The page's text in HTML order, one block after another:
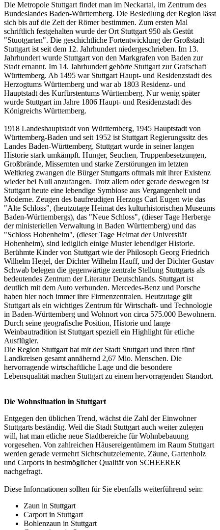
Die Metropole Stuttgart findet man im Neckartal, im Zentrum des
Bundeslandes Baden-Württemberg. Die Besiedlung der Region lässt
sich bis auf die Zeit der Römer bestimmen. Zum ersten Mal
schriftlich festgehalten wurde der Ort Stuttgart 950 als Gestüt
"Stuotgarten". Die geschichtliche Fortentwicklung der Großstadt
Stuttgart ist seit dem 12. Jahrhundert niedergeschrieben. Im 13.
Jahrhundert wurde Stuttgart von den Markgrafen von Baden zur
Stadt ernannt. Im 14. Jahrhundert gehörte Stuttgart zur Grafschaft
Württemberg. Ab 1495 war Stuttgart Haupt- und Residenzstadt des
Herzogtums Württemberg und war ab 1803 Residenz- und
Hauptstadt des Kurfürstentums Württemberg. Nur wenig später
wurde Stuttgart im Jahre 1806 Haupt- und Residenzstadt des
Königreichs Württemberg.
1918 Landeshauptstadt von Württemberg, 1945 Hauptstadt von
Württemberg-Baden und seit 1952 ist Stuttgart Regierungssitz des
Landes Baden-Württemberg. Stuttgart wurde in seiner langen
Historie stark umkämpft. Hunger, Seuchen, Truppenbesetzungen,
Großbrände, Missernten und starke Zerstörungen im letzten
Weltkrieg zwangen die Bürger Stuttgarts oftmals mit ihrer Existenz
wieder bei Null anzufangen. Trotz allem oder gerade deswegen ist
Stuttgart heute eine lebendige Symbiose aus Vergangenheit und
Moderne. Zeugen des baufreudigen Herzogs Carl Eugen wie das
"Alte Schloss", (heutzutage Heimat des kulturhistorischen Museums
Baden-Württembergs), das "Neue Schloss", (dieser Tage Herberge
der ministeriellen Verwaltung in Baden Württemberg) und das
"Schloss Hohenheim", (dieser Tage Heimat der Universität
Hohenheim), sind lediglich einige Muster lebendiger Historie.
Berühmte Kinder von Stuttgart wie der Philosoph Georg Friedrich
Wilhelm Hegel, der Dichter Wilhelm Hauff, und der Dichter Gustav
Schwab belegen die gegenwärtige zentrale Stellung Stuttgarts als
bedeutendes Zentrum der Literatur Deutschlands. Stuttgart ist
deutlich mit dem Auto verbunden. Mercedes-Benz und Porsche
haben hier noch immer ihre Firmenzentralen. Heutzutage gilt
Stuttgart als ein wichtiges Zentrum für Wirtschaft- und Technologie
in Baden-Württemberg und Wohnort von circa 575.000 Bewohnern.
Durch seine geografische Position, Historie und lange
Weinbautradition ist Stuttgart speziell ein Highlight für etliche
Ausflügler.
Die Region Stuttgart hat mit der Stadt Stuttgart und ihren fünf
Landkreisen gesamt annähernd 2,67 Mio. Menschen. Die
hervorragende wirtschaftliche Lage und die besondere
Lebensqualität machen Stuttgart zu einem hervorragenden Standort.
Die Wohnsituation in Stuttgart
Entgegen den üblichen Trend, wächst die Zahl der Einwohner
Stuttgarts beständig. Weil die Stadt Stuttgart auch weiter zulegen
will, hat man etliche neue Stadtbereiche für Wohnbebauung
vorgesehen. Von zahlreichen Häusereigentümern im Raum Stuttgart
werden gerade vermehrt Sichtschutzelemente, Zäune, Gartenholz
und Carports in bestmöglicher Qualität von SCHEERER
nachgefragt.
Diese Informationen sollten für Sie ebenfalls weiterführend sein:
Zaun in Stuttgart
Carport in Stuttgart
Bohlenzaun in Stuttgart